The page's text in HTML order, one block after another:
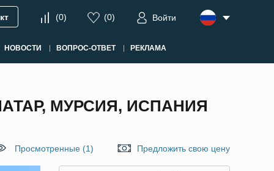
(0) (0) Войти
НОВОСТИ ВОПРОС-ОТВЕТ РЕКЛАМА
МУРСИЯ, ИСПАНИЯ
Просмотренные (1) Предложить свою цену